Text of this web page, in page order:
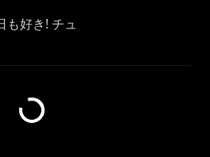
も好き! チュ
많은 영상을 볼 수 있어!